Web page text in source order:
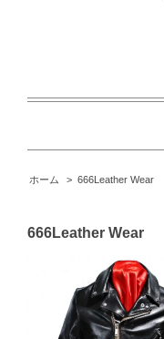
ホーム > 666Leather Wear
666Leather Wear